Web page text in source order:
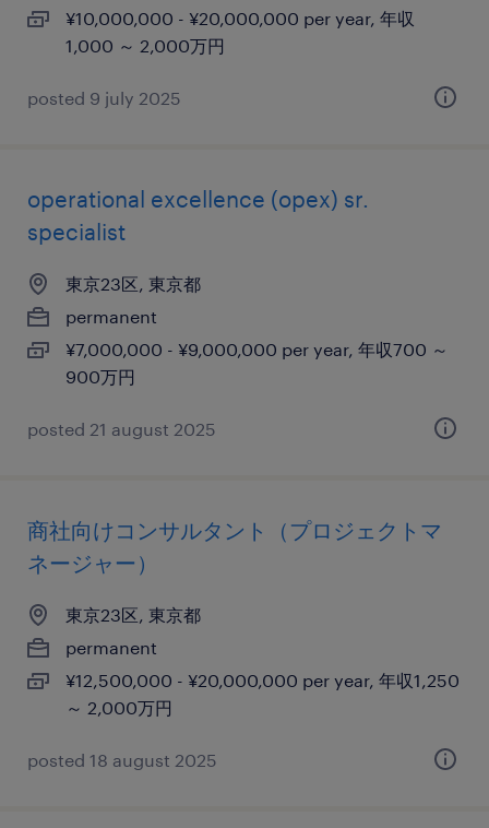
¥10,000,000 - ¥20,000,000 per year, 年収
1,000 ～ 2,000万円
posted 9 july 2025
operational excellence (opex) sr.
specialist
東京23区, 東京都
permanent
¥7,000,000 - ¥9,000,000 per year, 年収700 ～
900万円
posted 21 august 2025
商社向けコンサルタント（プロジェクトマ
ネージャー）
東京23区, 東京都
permanent
¥12,500,000 - ¥20,000,000 per year, 年収1,250
～ 2,000万円
posted 18 august 2025